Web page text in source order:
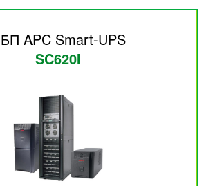
APC Smart-UPS
SC620I